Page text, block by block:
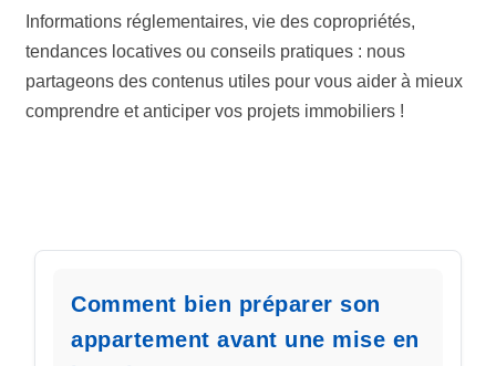
Informations réglementaires, vie des copropriétés,
tendances locatives ou conseils pratiques : nous
partageons des contenus utiles pour vous aider à mieux
comprendre et anticiper vos projets immobiliers !
Comment bien préparer son
appartement avant une mise en